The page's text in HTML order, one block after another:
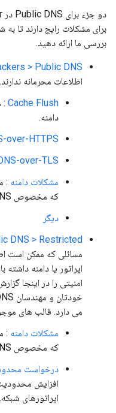
برای مشکلات رایج دارند تا
بررسی ما ارائه دهید.
> Public DNS
اطلاعات محرمانه
Cache Flush
:
دامنه.
over-HTTPS
over-TLS
مشکلات دامنه :
که مخصوص DNS عمومی گوگل است.
دیگر
DNS > Restricted
مسائلی که ممکن است
اپراتور یا دامنه
امنیتی را در اینجا
می دارد. قالب های
مشکلات دامنه :
که مخصوص DNS عمومی گوگل است.
درخواست
اپراتورهای شبکه.